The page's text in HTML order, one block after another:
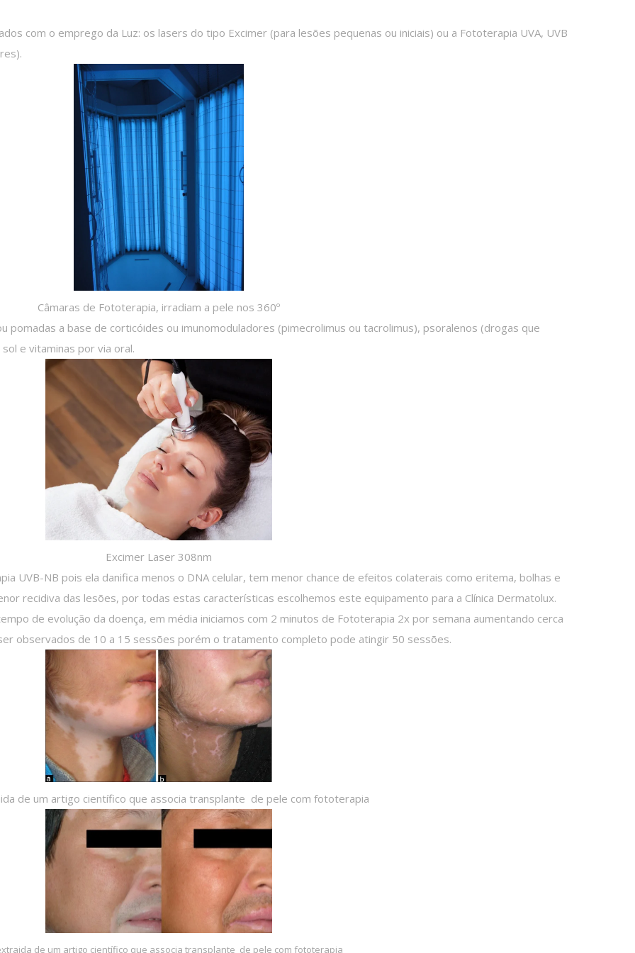
com o emprego da Luz: os lasers do tipo Excimer (para lesões pequenas ou iniciais) ou a Fototerapia UVA, UVB
Câmaras de Fototerapia, irradiam a pele nos 360º
pomadas a base de corticóides ou imunomoduladores (pimecrolimus ou tacrolimus), psoralenos (drogas que
e vitaminas por via oral.
Excimer Laser 308nm
UVB-NB pois ela danifica menos o DNA celular, tem menor chance de efeitos colaterais como eritema, bolhas e
recidiva das lesões, por todas estas características escolhemos este equipamento para a Clínica Dermatolux.
de evolução da doença, em média iniciamos com 2 minutos de Fototerapia 2x por semana aumentando cerca
observados de 10 a 15 sessões porém o tratamento completo pode atingir 50 sessões.
de um artigo científico que associa transplante de pele com fototerapia
de um artigo científico que associa transplante de pele com fototerapia